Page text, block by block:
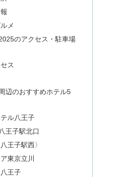
メ
のアクセス・駐車場
ス
辺のおすすめホテル5
ル八王子
王子駅北口
王子駅西〉
東京立川
王子